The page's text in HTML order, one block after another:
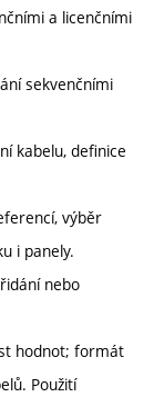
a licenčními
sekvenčními
kabelu, definice
výběr
i panely.
nebo
hodnot; formát
Použití